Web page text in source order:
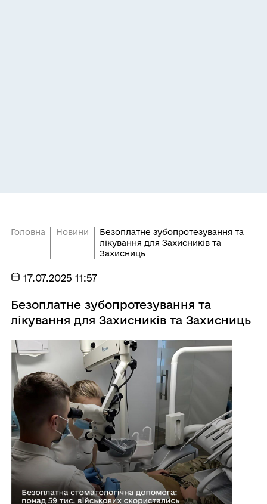
Головна Новини
Безоплатне зубопротезування та
лікування для Захисників та
Захисниць
17.07.2025 11:57
Безоплатне зубопротезування та
лікування для Захисників та Захисниць